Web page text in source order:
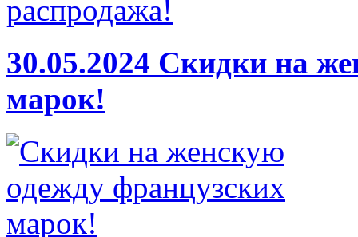
30.05.2024 Скидки на
марок!